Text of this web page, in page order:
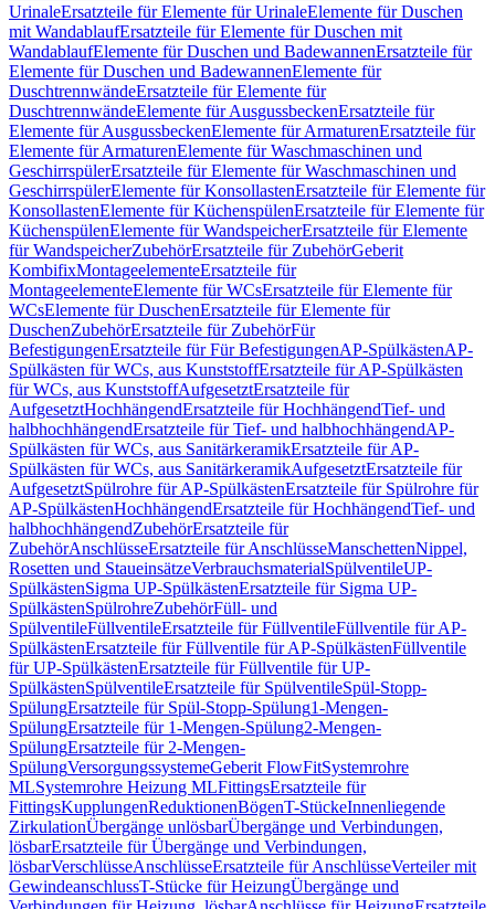
UrinaleErsatzteile für Elemente für UrinaleElemente für Duschen
mit WandablaufErsatzteile für Elemente für Duschen mit
WandablaufElemente für Duschen und BadewannenErsatzteile für
Elemente für Duschen und BadewannenElemente für
DuschtrennwändeErsatzteile für Elemente für
DuschtrennwändeElemente für AusgussbeckenErsatzteile für
Elemente für AusgussbeckenElemente für ArmaturenErsatzteile für
Elemente für ArmaturenElemente für Waschmaschinen und
GeschirrspülerErsatzteile für Elemente für Waschmaschinen und
GeschirrspülerElemente für KonsollastenErsatzteile für Elemente für
KonsollastenElemente für KüchenspülenErsatzteile für Elemente für
KüchenspülenElemente für WandspeicherErsatzteile für Elemente
für WandspeicherZubehörErsatzteile für ZubehörGeberit
KombifixMontageelementeErsatzteile für
MontageelementeElemente für WCsErsatzteile für Elemente für
WCsElemente für DuschenErsatzteile für Elemente für
DuschenZubehörErsatzteile für ZubehörFür
BefestigungenErsatzteile für Für BefestigungenAP-SpülkästenAP-
Spülkästen für WCs, aus KunststoffErsatzteile für AP-Spülkästen
für WCs, aus KunststoffAufgesetztErsatzteile für
AufgesetztHochhängendErsatzteile für HochhängendTief- und
halbhochhängendErsatzteile für Tief- und halbhochhängendAP-
Spülkästen für WCs, aus SanitärkeramikErsatzteile für AP-
Spülkästen für WCs, aus SanitärkeramikAufgesetztErsatzteile für
AufgesetztSpülrohre für AP-SpülkästenErsatzteile für Spülrohre für
AP-SpülkästenHochhängendErsatzteile für HochhängendTief- und
halbhochhängendZubehörErsatzteile für
ZubehörAnschlüsseErsatzteile für AnschlüsseManschettenNippel,
Rosetten und StaueinsätzeVerbrauchsmaterialSpülventileUP-
SpülkästenSigma UP-SpülkästenErsatzteile für Sigma UP-
SpülkästenSpülrohreZubehörFüll- und
SpülventileFüllventileErsatzteile für FüllventileFüllventile für AP-
SpülkästenErsatzteile für Füllventile für AP-SpülkästenFüllventile
für UP-SpülkästenErsatzteile für Füllventile für UP-
SpülkästenSpülventileErsatzteile für SpülventileSpül-Stopp-
SpülungErsatzteile für Spül-Stopp-Spülung1-Mengen-
SpülungErsatzteile für 1-Mengen-Spülung2-Mengen-
SpülungErsatzteile für 2-Mengen-
SpülungVersorgungssystemeGeberit FlowFitSystemrohre
MLSystemrohre Heizung MLFittingsErsatzteile für
FittingsKupplungenReduktionenBögenT-StückeInnenliegende
ZirkulationÜbergänge unlösbarÜbergänge und Verbindungen,
lösbarErsatzteile für Übergänge und Verbindungen,
lösbarVerschlüsseAnschlüsseErsatzteile für AnschlüsseVerteiler mit
GewindeanschlussT-Stücke für HeizungÜbergänge und